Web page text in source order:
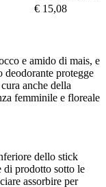
€ 15,08
e amido di mais, e
deodorante protegge
anche della
femminile e floreale
dello stick
di prodotto sotto le
assorbire per